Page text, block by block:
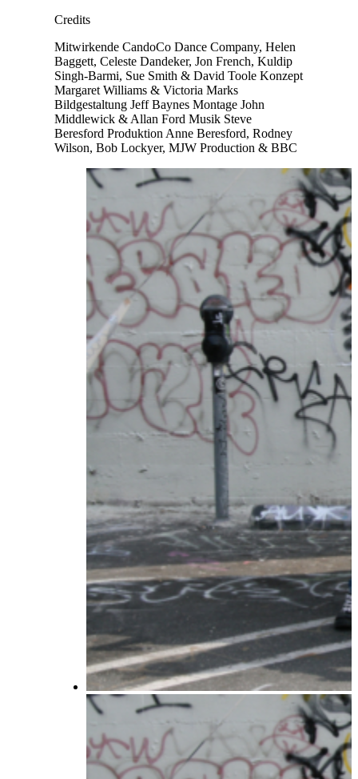
Credits
Mitwirkende CandoCo Dance Company, Helen
Baggett, Celeste Dandeker, Jon French, Kuldip
Singh-Barmi, Sue Smith & David Toole Konzept
Margaret Williams & Victoria Marks
Bildgestaltung Jeff Baynes Montage John
Middlewick & Allan Ford Musik Steve
Beresford Produktion Anne Beresford, Rodney
Wilson, Bob Lockyer, MJW Production & BBC